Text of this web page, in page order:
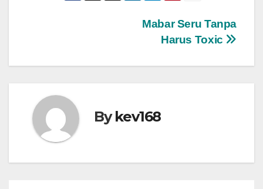
Mabar Seru Tanpa
Harus Toxic
Bykev168